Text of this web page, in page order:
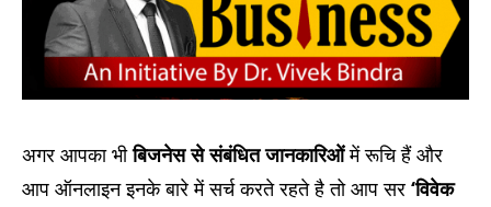
अगर आपका भीबिजनेस से संबंधित जानकारिओंमें रूचि हैं और
आप ऑनलाइन इनके बारे में सर्च करते रहते है तो आप सर ‘विवेक